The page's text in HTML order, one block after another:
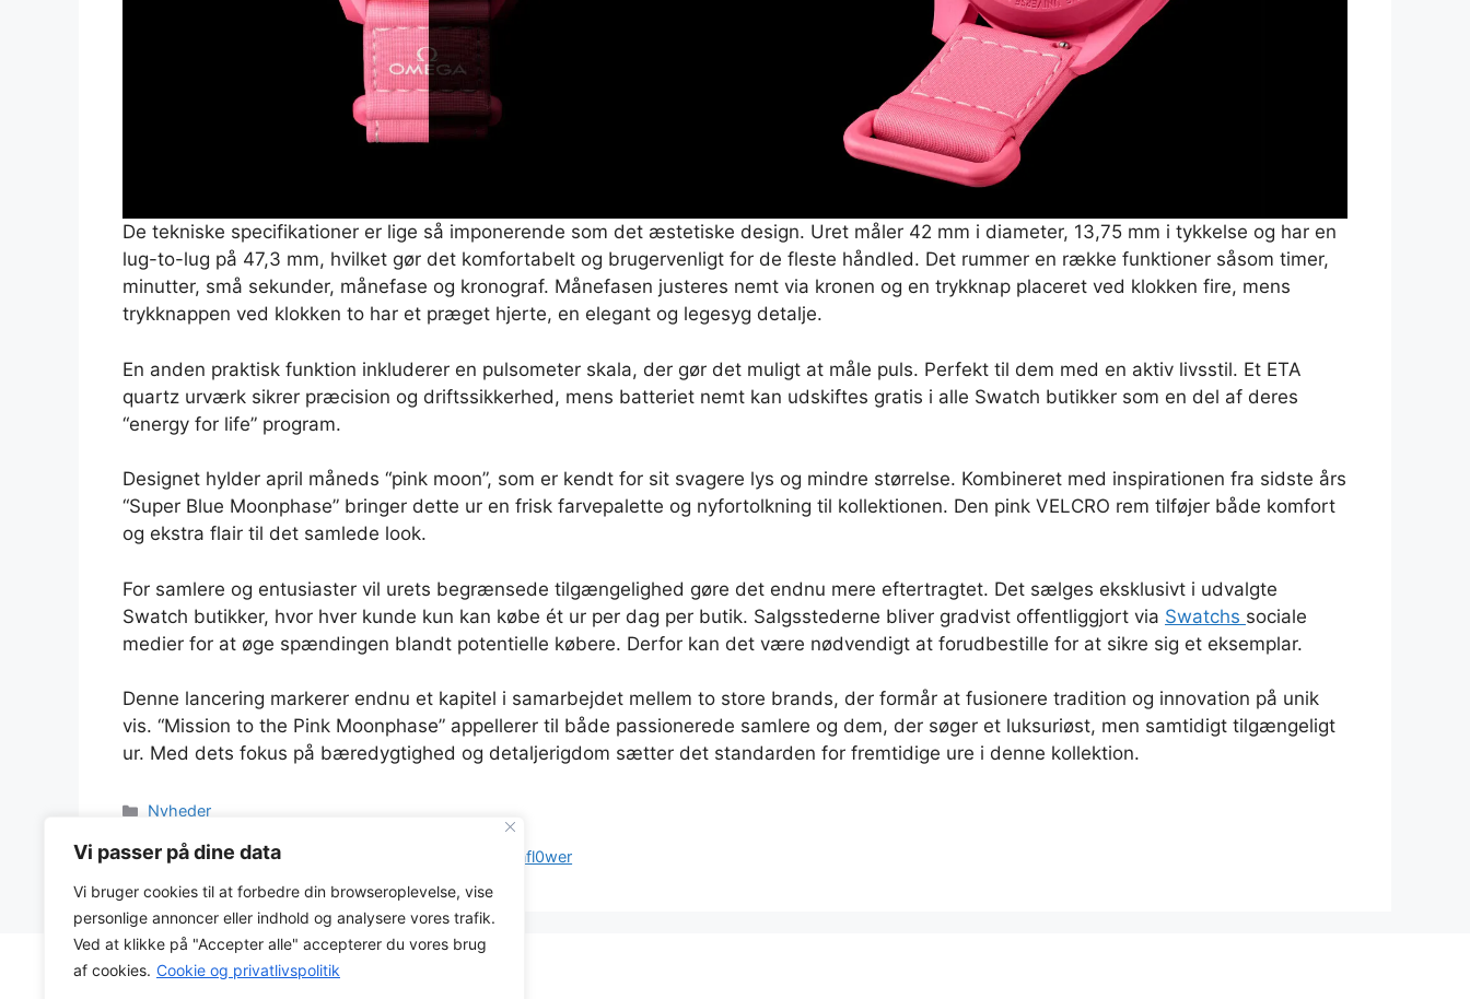
Vi passer på dine data
Vi bruger cookies til at forbedre din browseroplevelse, vise
personlige annoncer eller indhold og analysere vores trafik.
Ved at klikke på "Accepter alle" accepterer du vores brug
af cookies. Cookie og privatlivspolitik
De tekniske specifikationer er lige så imponerende som det æstetiske design. Uret måler 42 mm i diameter, 13,75 mm i tykkelse og har en
lug-to-lug på 47,3 mm, hvilket gør det komfortabelt og brugervenligt for de fleste håndled. Det rummer en række funktioner såsom timer,
minutter, små sekunder, månefase og kronograf. Månefasen justeres nemt via kronen og en trykknap placeret ved klokken fire, mens
trykknappen ved klokken to har et præget hjerte, en elegant og legesyg detalje.
En anden praktisk funktion inkluderer en pulsometer skala, der gør det muligt at måle puls. Perfekt til dem med en aktiv livsstil. Et ETA
quartz urværk sikrer præcision og driftssikkerhed, mens batteriet nemt kan udskiftes gratis i alle Swatch butikker som en del af deres
“energy for life” program.
Designet hylder april måneds “pink moon”, som er kendt for sit svagere lys og mindre størrelse. Kombineret med inspirationen fra sidste års
“Super Blue Moonphase” bringer dette ur en frisk farvepalette og nyfortolkning til kollektionen. Den pink VELCRO rem tilføjer både komfort
og ekstra flair til det samlede look.
For samlere og entusiaster vil urets begrænsede tilgængelighed gøre det endnu mere eftertragtet. Det sælges eksklusivt i udvalgte
Swatch butikker, hvor hver kunde kun kan købe ét ur per dag per butik. Salgsstederne bliver gradvist offentliggjort via Swatchs sociale
medier for at øge spændingen blandt potentielle købere. Derfor kan det være nødvendigt at forudbestille for at sikre sig et eksemplar.
Denne lancering markerer endnu et kapitel i samarbejdet mellem to store brands, der formår at fusionere tradition og innovation på unik
vis. “Mission to the Pink Moonphase” appellerer til både passionerede samlere og dem, der søger et luksuriøst, men samtidigt tilgængeligt
ur. Med dets fokus på bæredygtighed og detaljerigdom sætter det standarden for fremtidige ure i denne kollektion.
Kategorier
Nyheder
Nyhed: Louis Vuitton x Voutilainen LVKV-02 GMR 6
Nyhed: Sartory Billard x Studio Underd0g SB05 Sunfl0wer